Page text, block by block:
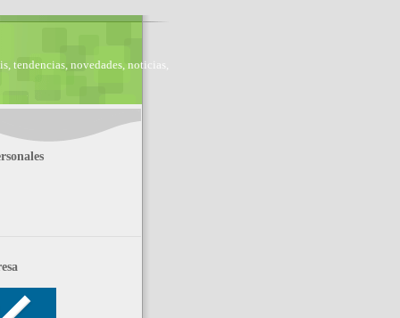
tendencias, novedades, noticias,